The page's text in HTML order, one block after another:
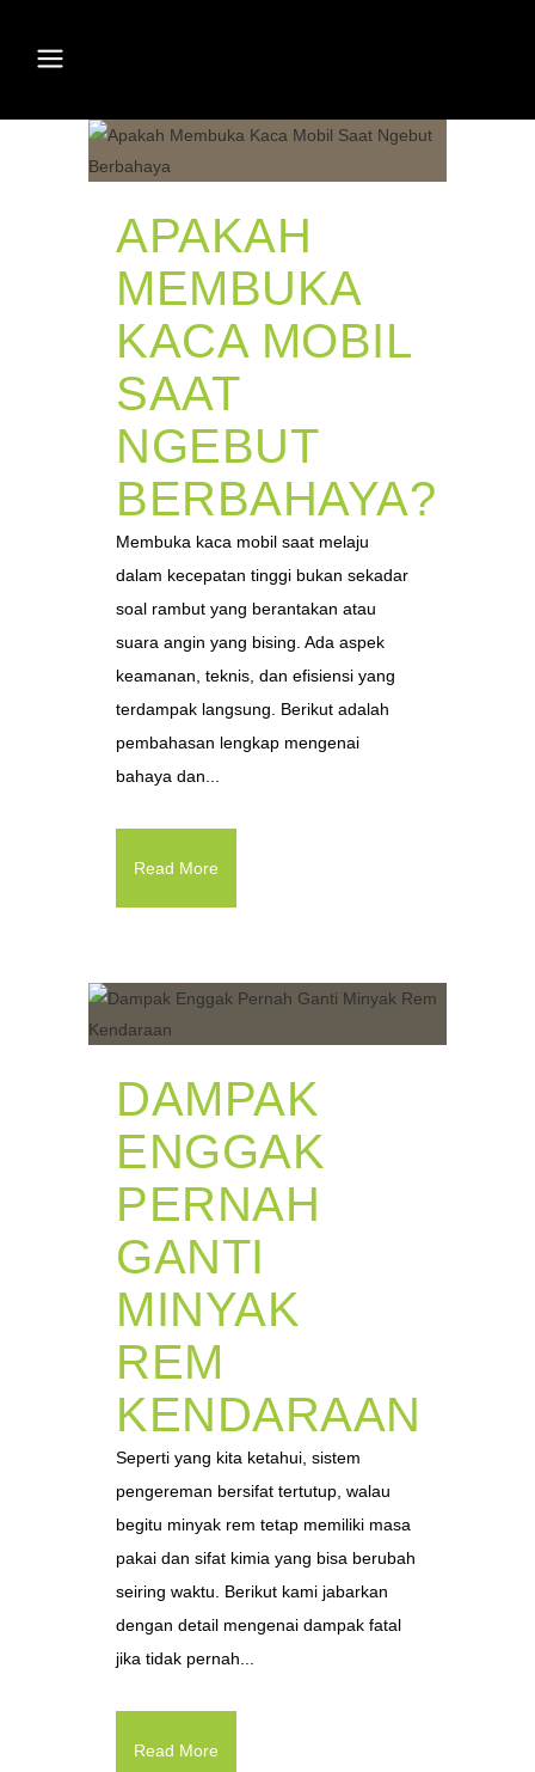
APAKAH
MEMBUKA
KACA MOBIL
SAAT
NGEBUT
BERBAHAYA?
Membuka kaca mobil saat melaju
dalam kecepatan tinggi bukan sekadar
soal rambut yang berantakan atau
suara angin yang bising. Ada aspek
keamanan, teknis, dan efisiensi yang
terdampak langsung. Berikut adalah
pembahasan lengkap mengenai
bahaya dan...
Read More
DAMPAK
ENGGAK
PERNAH
GANTI
MINYAK
REM
KENDARAAN
Seperti yang kita ketahui, sistem
pengereman bersifat tertutup, walau
begitu minyak rem tetap memiliki masa
pakai dan sifat kimia yang bisa berubah
seiring waktu. Berikut kami jabarkan
dengan detail mengenai dampak fatal
jika tidak pernah...
Read More